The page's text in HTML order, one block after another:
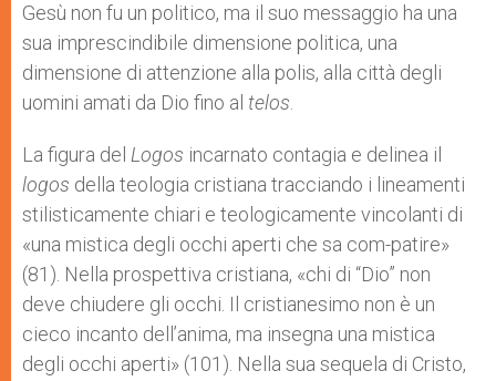
Gesù non fu un politico, ma il suo messaggio ha una
sua imprescindibile dimensione politica, una
dimensione di attenzione alla polis, alla città degli
uomini amati da Dio fino al telos
La figura del Logos incarnato contagia e delinea il
logos della teologia cristiana tracciando i lineamenti
stilisticamente chiari e teologicamente vincolanti di
«una mistica degli occhi aperti che sa com-patire»
(81). Nella prospettiva cristiana, «chi di “Dio” non
deve chiudere gli occhi. Il cristianesimo non è un
cieco incanto dell’anima, ma insegna una mistica
degli occhi aperti» (101). Nella sua sequela di Cristo,